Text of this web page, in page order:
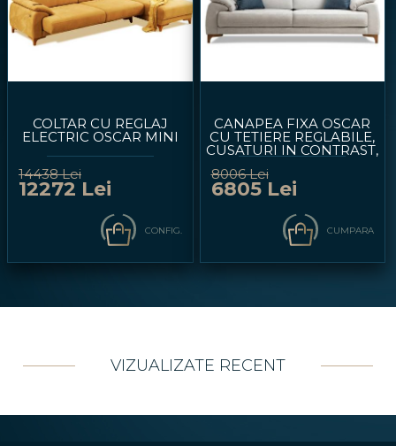
COLTAR CU REGLAJ
ELECTRIC OSCAR MINI
14438 Lei
12272 Lei
CONFIG.
CANAPEA FIXA OSCAR
CU TETIERE REGLABILE,
CUSATURI IN CONTRAST,
240X95CM
8006 Lei
6805 Lei
CUMPARA
VIZUALIZATE RECENT